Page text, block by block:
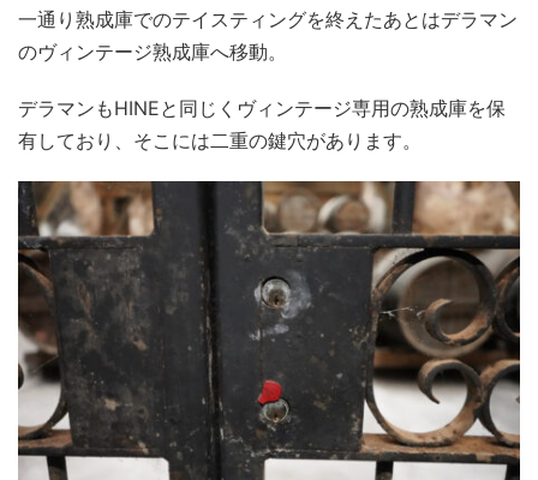
一通り熟成庫でのテイスティングを終えたあとはデラマン
のヴィンテージ熟成庫へ移動。
デラマンもHINEと同じくヴィンテージ専用の熟成庫を保
有しており、そこには二重の鍵穴があります。